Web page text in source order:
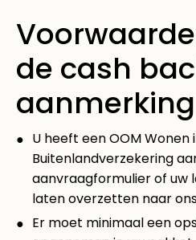
de cash
U heeft een OOM Wonen
Buitenlandverzekering
aanvraagformulier of uw
laten overzetten naar
Er moet minimaal een